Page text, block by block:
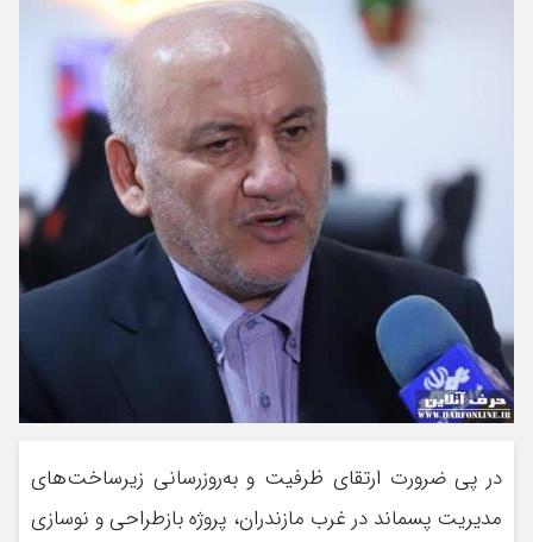
در پی ضرورت ارتقای ظرفیت و به‌روزرسانی زیرساخت‌های
مدیریت پسماند در غرب مازندران، پروژه بازطراحی و نوسازی